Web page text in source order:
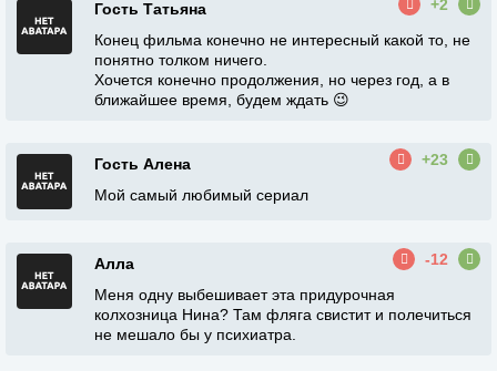
Гость Татьяна
+2
Конец фильма конечно не интересный какой то, не
понятно толком ничего.
Хочется конечно продолжения, но через год, а в
ближайшее время, будем ждать 😉
Гость Алена
+23
Мой самый любимый сериал
Алла
-12
Меня одну выбешивает эта придурочная
колхозница Нина? Там фляга свистит и полечиться
не мешало бы у психиатра.